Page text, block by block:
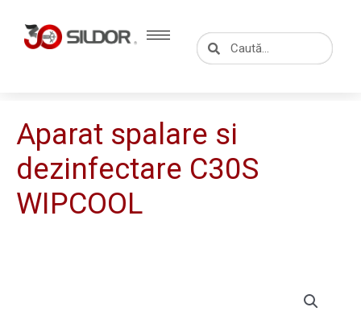
content
CautăCaută
Aparat spalare si
dezinfectare C30S
WIPCOOL